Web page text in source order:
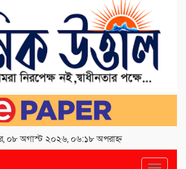
০৮ অগাস্ট ২০২৬, ০৬:১৮ অপরাহ্ন